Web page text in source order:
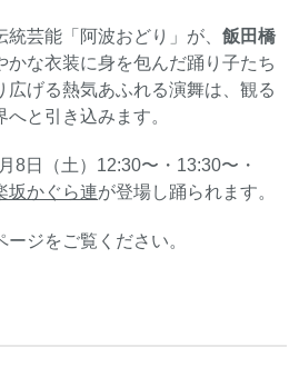
統芸能「阿波おどり」が、飯田橋
かな衣装に身を包んだ踊り子たち
広げる熱気あふれる演舞は、観る
と引き込みます。
8日（土）12:30〜・13:30〜・
坂かぐら連が登場し踊られます。
ジをご覧ください。